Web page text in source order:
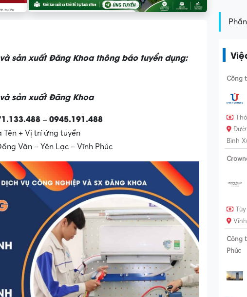
sản xuất Đăng Khoa thông báo tuyển dụng:
sản xuất Đăng Khoa
– 0945.191.488
Tên + Vị trí ứng tuyển
Văn – Yên Lạc – Vĩnh Phúc
Công
Bình
Công
Phúc